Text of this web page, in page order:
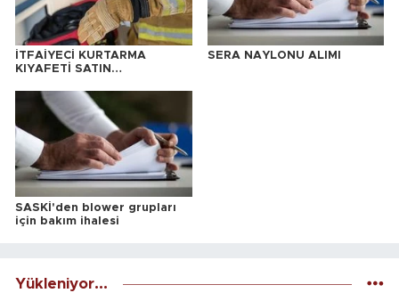
İTFAİYECİ KURTARMA
KIYAFETİ SATIN
SERA NAYLONU ALIMI
SASKİ'den blower grupları
için bakım ihalesi
Yükleniyor...